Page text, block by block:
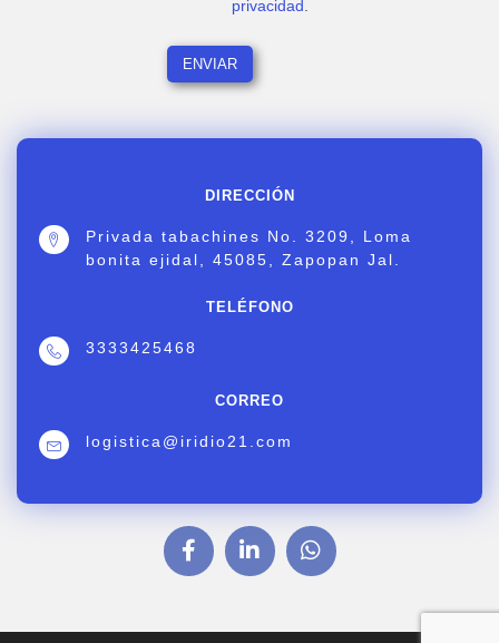
DIRECCIÓN
Privada tabachines No. 3209, Loma
bonita ejidal, 45085, Zapopan Jal.
TELÉFONO
3333425468
CORREO
logistica@iridio21.com
privacidad